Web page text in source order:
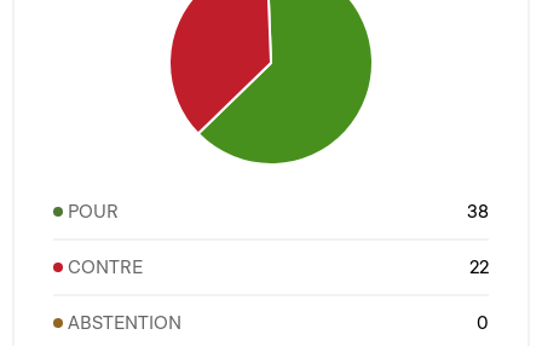
POUR 38
CONTRE 22
ABSTENTION 0